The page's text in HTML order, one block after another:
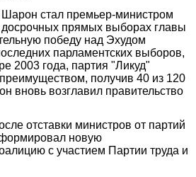
стал премьер-министром
прямых выборах главы
победу над Эхудом
парламентских выборов,
2003 года, партия "Ликуд"
получив 40 из 120
вновь возглавил правительство
отставки министров от партий
новую
с участием Партии труда и